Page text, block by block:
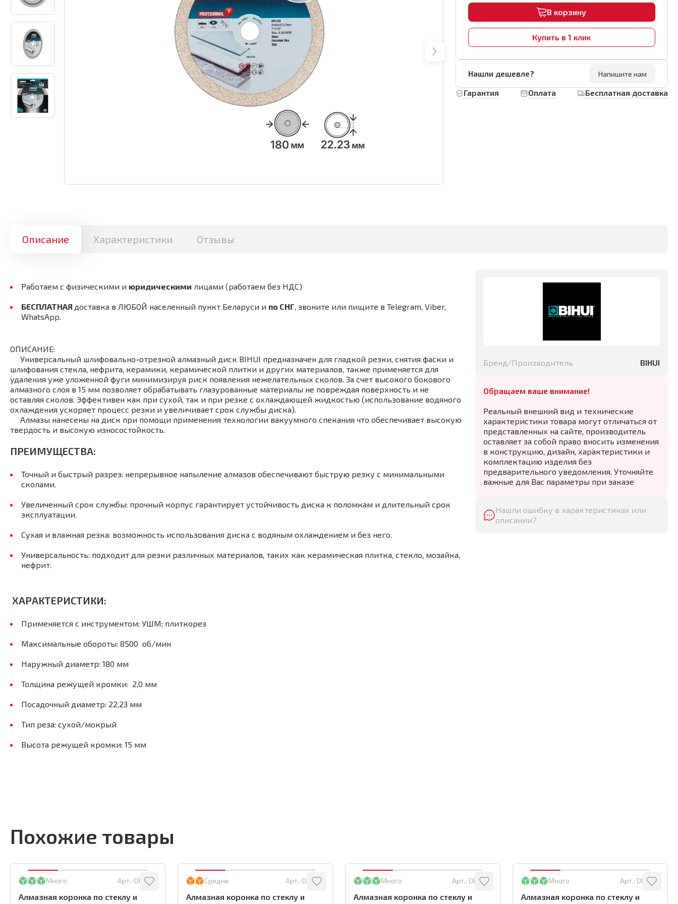
В корзину
Купить в 1 клик
Нашли дешевле? Напишите нам
Гарантия Оплата Бесплатная доставка
Описание Характеристики Отзывы
Работаем с физическими и юридическими лицами (работаем без НДС)
БЕСПЛАТНАЯ доставка в ЛЮБОЙ населенный пункт Беларуси и по СНГ, звоните или пищите в Telegram, Viber,
WhatsApp.
ОПИСАНИЕ:
Универсальный шлифовально-отрезной алмазный диск BIHUI предназначен для гладкой резки, снятия фаски и
шлифования стекла, нефрита, керамики, керамической плитки и других материалов, также применяется для
удаления уже уложенной фуги минимизируя риск появления нежелательных сколов. За счет высокого бокового
алмазного слоя в 15 мм позволяет обрабатывать глазурованные материалы не повреждая поверхность и не
оставляя сколов. Эффективен как при сухой, так и при резке с охлаждающей жидкостью (использование водяного
охлаждения ускоряет процесс резки и увеличивает срок службы диска).
Алмазы нанесены на диск при помощи применения технологии вакуумного спекания что обеспечивает высокую
твердость и высокую износостойкость.
ПРЕИМУЩЕСТВА:
Точный и быстрый разрез: непрерывное напыление алмазов обеспечивают быструю резку с минимальными
сколами.
Увеличенный срок службы: прочный корпус гарантирует устойчивость диска к поломкам и длительный срок
эксплуатации.
Сухая и влажная резка: возможность использования диска с водяным охлаждением и без него.
Универсальность: подходит для резки различных материалов, таких как керамическая плитка, стекло, мозайка,
нефрит.
ХАРАКТЕРИСТИКИ:
Применяется с инструментом: УШМ; плиткорез
Максимальные обороты: 8500 об/мин
Наружный диаметр: 180 мм
Толщина режущей кромки: 2,0 мм
Посадочный диаметр: 22,23 мм
Тип реза: сухой/мокрый
Высота режущей кромки: 15 мм
Бренд/Производитель BIHUI
Обращаем ваше внимание!
Реальный внешний вид и технические
характеристики товара могут отличаться от
представленных на сайте, производитель
оставляет за собой право вносить изменения
в конструкцию, дизайн, характеристики и
комплектацию изделия без
предварительного уведомления. Уточняйте
важные для Вас параметры при заказе
Нашли ошибку в характеристиках или
описании?
Похожие товары
Много Арт.: DBW35
Алмазная коронка по стеклу и
Средне Арт.: DBW55
Алмазная коронка по стеклу и
Много Арт.: DBW45
Алмазная коронка по стеклу и
Много Арт.: DBW25
Алмазная коронка по стеклу и